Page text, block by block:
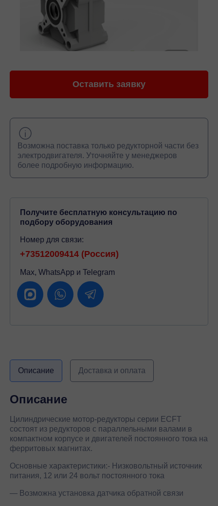
Оставить заявку
Возможна поставка только редукторной части без
электродвигателя. Уточняйте у менеджеров
более подробную информацию.
Получите бесплатную консультацию по
подбору оборудования
Номер для связи:
+73512009414 (Россия)
Max, WhatsApp и Telegram
Описание Доставка и оплата
Описание
Цилиндрические мотор-редукторы серии ECFT
состоят из редукторов с параллельными валами в
компактном корпусе и двигателей постоянного тока на
ферритовых магнитах.
Основные характеристики:- Низковольтный источник
питания, 12 или 24 вольт постоянного тока
— Возможна установка датчика обратной связи